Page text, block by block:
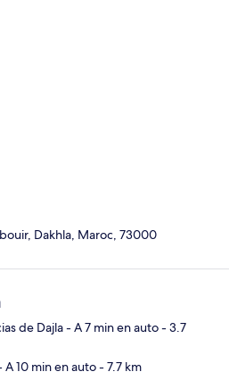
Dakhla, Maroc, 73000
de Dajla- A 7 min en auto- 3.7
A 10 min en auto- 7.7 km